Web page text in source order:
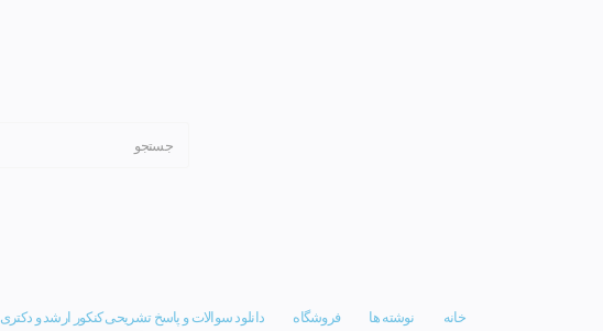
خانه نوشته ها فروشگاه دانلود سوالات و پاسخ تشریحی کنکور ارشد و دکتری